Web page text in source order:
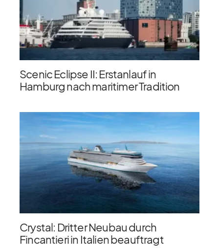
Scenic Eclipse II: Erstanlauf in
Hamburg nach maritimer Tradition
Crystal: Dritter Neubau durch
Fincantieri in Italien beauftragt